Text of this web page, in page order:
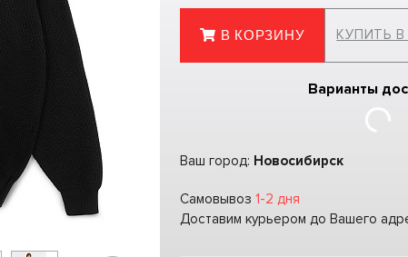
В КОРЗИНУ КУПИТЬ
Варианты
Ваш город: Новосибирск
Самовывоз 1-2 дня
Доставим курьером до Вашего